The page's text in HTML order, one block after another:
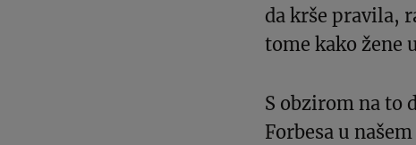
da krše pravila,
tome kako žene
S obzirom na to
Forbesa u